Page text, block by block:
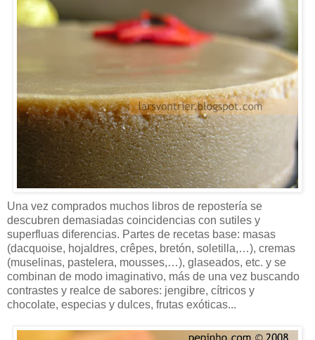
Una vez comprados muchos libros de repostería se
descubren demasiadas coincidencias con sutiles y
superfluas diferencias. Partes de recetas base: masas
(dacquoise, hojaldres, crêpes, bretón, soletilla,…), cremas
(muselinas, pastelera, mousses,…), glaseados, etc. y se
combinan de modo imaginativo, más de una vez buscando
contrastes y realce de sabores: jengibre, cítricos y
chocolate, especias y dulces, frutas exóticas...